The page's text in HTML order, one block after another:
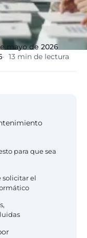
eólico
Sanidad y
clínicas
hospitales
RGPD reforzado,
Ayuntamientos,
Pharma e
industria
mayo de 2026
13 min de lectura
para que sea
solicitar el